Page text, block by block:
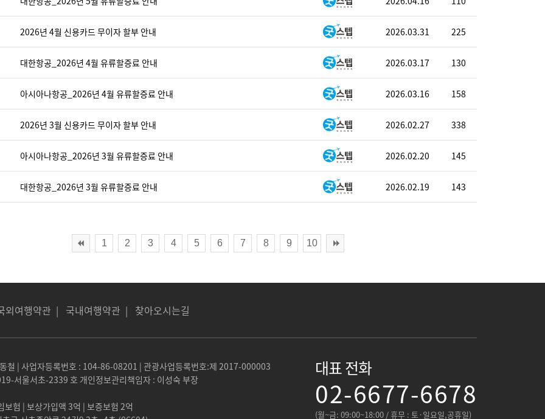
2026년 4월 신용카드 무이자 할부 안내 2026.03.31 225
대한항공_2026년 4월 유류할증료 안내 2026.03.17 130
아시아나항공_2026년 4월 유류할증료 안내 2026.03.16 158
2026년 3월 신용카드 무이자 할부 안내 2026.02.27 338
아시아나항공_2026년 3월 유류할증료 안내 2026.02.20 145
대한항공_2026년 3월 유류할증료 안내 2026.02.19 143
1 2 3 4 5 6 7 8 9 10
외여행약관 | 국내여행약관 | 찾아오시는길
철 | 사업자등록번호 : 104-86-08201 | 관광사업등록번호:제 2017-000003
서울서초-2339 호 개인정보관리책임자 : 이성숙 부장
보험 | 보상가입액 3억 | 보증보험 2억
대표 전화
02-6677-6678
(월~금: 09:00~18:00 / 휴무 : 토·일요일,공휴일)